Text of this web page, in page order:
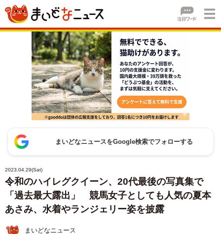
まいどなニュースをGoogle検索でフォローする
2023.04.29(Sat)
令和のハイレグクイーン、20代最後の写真集で
「過去最大露出」 競馬女子としても人気の夏本
あさみ、水着やランジェリー姿を披露
まいどなニュース